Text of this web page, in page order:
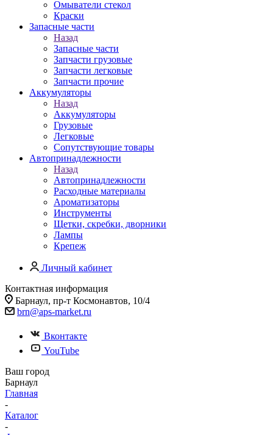
Омыватели стекол
Краски
Запасные части
Назад
Запасные части
Запчасти грузовые
Запчасти легковые
Запчасти прочие
Аккумуляторы
Назад
Аккумуляторы
Грузовые
Легковые
Сопутствующие товары
Автопринадлежности
Назад
Автопринадлежности
Расходные материалы
Ароматизаторы
Инструменты
Щетки, скребки, дворники
Лампы
Крепеж
Личный кабинет
Контактная информация
Барнаул, пр-т Космонавтов, 10/4
brn@aps-market.ru
Вконтакте
YouTube
Ваш город
Барнаул
Главная
-
Каталог
-